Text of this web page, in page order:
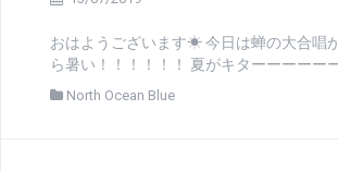
おはようございます☀ 今日は蝉の大合唱
ら暑い！！！！！！ 夏がキターーーーー
North Ocean Blue